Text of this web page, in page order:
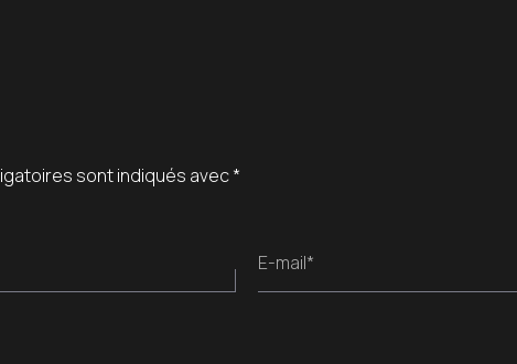
sont indiqués avec*
E-mail*